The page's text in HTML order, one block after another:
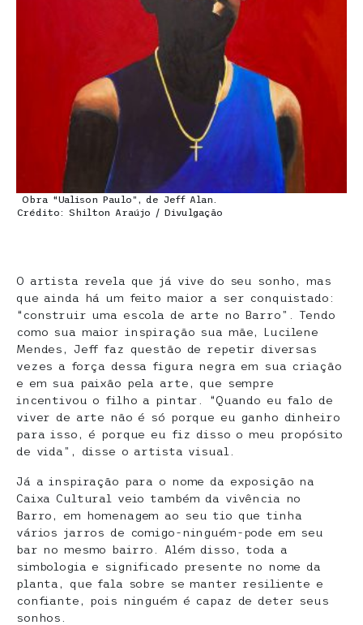
Obra “Ualison Paulo”, de Jeff Alan.
Crédito: Shilton Araújo / Divulgação
O artista revela que já vive do seu sonho, mas
que ainda há um feito maior a ser conquistado:
“construir uma escola de arte no Barro”. Tendo
como sua maior inspiração sua mãe, Lucilene
Mendes, Jeff faz questão de repetir diversas
vezes a força dessa figura negra em sua criação
e em sua paixão pela arte, que sempre
incentivou o filho a pintar. “Quando eu falo de
viver de arte não é só porque eu ganho dinheiro
para isso, é porque eu fiz disso o meu propósito
de vida”, disse o artista visual.
Já a inspiração para o nome da exposição na
Caixa Cultural veio também da vivência no
Barro, em homenagem ao seu tio que tinha
vários jarros de comigo-ninguém-pode em seu
bar no mesmo bairro. Além disso, toda a
simbologia e significado presente no nome da
planta, que fala sobre se manter resiliente e
confiante, pois ninguém é capaz de deter seus
sonhos.